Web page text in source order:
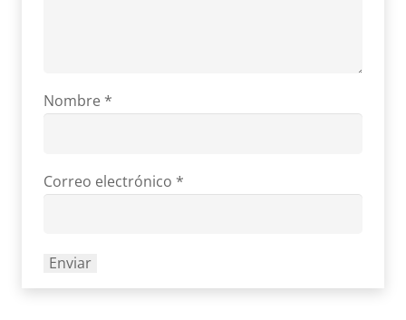
Nombre *
Correo electrónico *